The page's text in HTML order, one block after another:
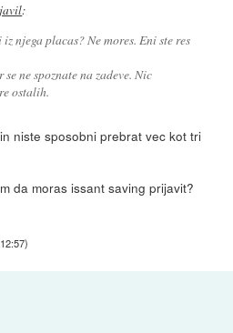
:
njega placas? Ne mores. Eni ste res
ne spoznate na zadeve. Nic
ostalih.
niste sposobni prebrat vec kot tri
da moras issant saving prijavit?
)